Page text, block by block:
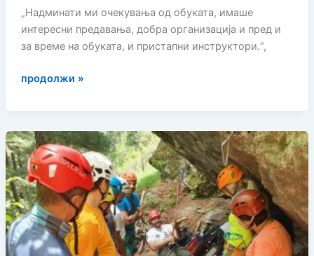
„Надминати ми очекувања од обуката, имаше
интересни предавања, добра организација и пред и
за време на обуката, и пристапни инструктори.“,
ДЕСЕТТА
ЗА
ПЛАНИНАРСКИ
ВОДИЧИ
НА
ФПСМ
ВО
КАТЕГОРИЈА
А1
продолжи »